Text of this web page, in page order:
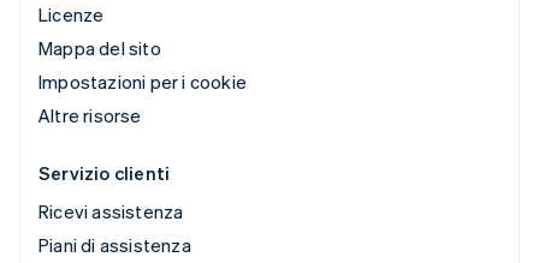
Licenze
Mappa del sito
Impostazioni per i cookie
Altre risorse
Servizio clienti
Ricevi assistenza
Piani di assistenza